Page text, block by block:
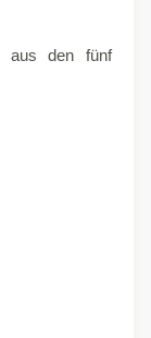
aus den fünf